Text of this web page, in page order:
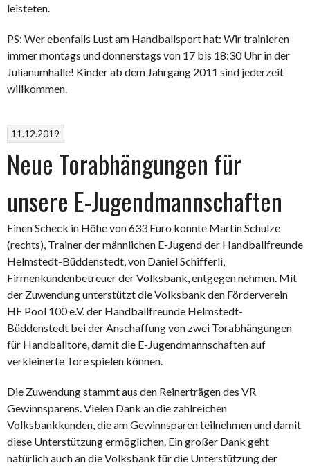
leisteten.
PS: Wer ebenfalls Lust am Handballsport hat: Wir trainieren
immer montags und donnerstags von 17 bis 18:30 Uhr in der
Julianumhalle! Kinder ab dem Jahrgang 2011 sind jederzeit
willkommen.
11.12.2019
Neue Torabhängungen für
unsere E-Jugendmannschaften
Einen Scheck in Höhe von 633 Euro konnte Martin Schulze
(rechts), Trainer der männlichen E-Jugend der Handballfreunde
Helmstedt-Büddenstedt, von Daniel Schifferli,
Firmenkundenbetreuer der Volksbank, entgegen nehmen. Mit
der Zuwendung unterstützt die Volksbank den Förderverein
HF Pool 100 e.V. der Handballfreunde Helmstedt-
Büddenstedt bei der Anschaffung von zwei Torabhängungen
für Handballtore, damit die E-Jugendmannschaften auf
verkleinerte Tore spielen können.
Die Zuwendung stammt aus den Reinerträgen des VR
Gewinnsparens. Vielen Dank an die zahlreichen
Volksbankkunden, die am Gewinnsparen teilnehmen und damit
diese Unterstützung ermöglichen. Ein großer Dank geht
natürlich auch an die Volksbank für die Unterstützung der